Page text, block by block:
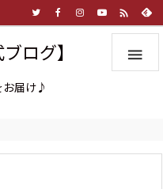


ログ】
お届け♪